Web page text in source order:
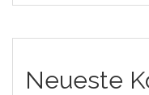
Neueste